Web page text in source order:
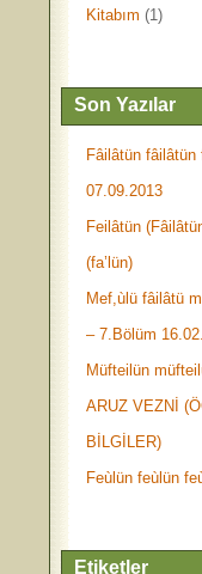
Kitabım (1)
Son Yazılar
Fâilâtün
07.09.2013
Feilâtün
(fa’lün)
Mef,ùlü fâilâtü
– 7.Bölüm
Müfteilün
ARUZ VEZNİ
BİLGİLER)
Feùlün feùlün
Etiketler